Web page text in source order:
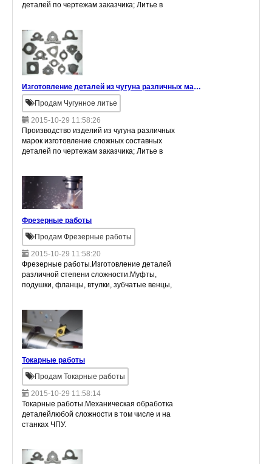
деталей по чертежам заказчика; Литье в
Изготовление деталей из чугуна различных марок по чертежам заказчика
Продам Чугунное литье
2015-10-29 11:58:26
Производство изделий из чугуна различных
марок изготовление сложных составных
деталей по чертежам заказчика; Литье в
Фрезерные работы
Продам Фрезерные работы
2015-10-29 11:58:20
Фрезерные работы.Изготовление деталей
различной степени сложности.Муфты,
подушки, фланцы, втулки, зубчатые венцы,
Токарные работы
Продам Токарные работы
2015-10-29 11:58:14
Токарные работы.Механическая обработка
деталейлюбой сложности в том числе и на
станках ЧПУ.